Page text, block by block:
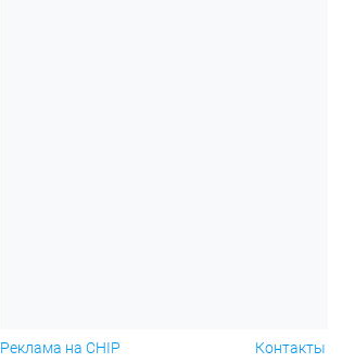
Реклама на CHIP Контакты